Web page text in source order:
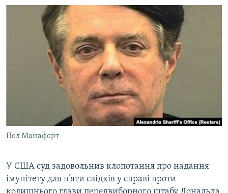
КИТАЙ.ВИКЛИКИ
МУЛЬТИМЕДІА
РУС
УКР
Пол Манафорт
У США суд задовольнив клопотання про надання
імунітету для п’яти свідків у справі проти